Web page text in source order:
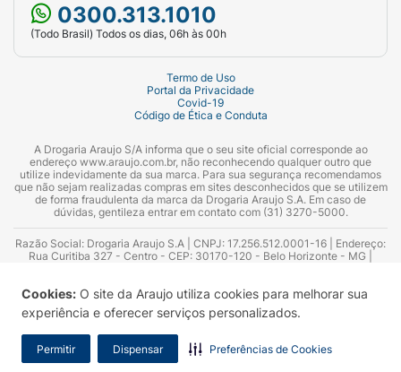
Cookies: O site da Araujo utiliza cookies para melhorar sua
experiência e oferecer serviços personalizados.
Permitir Dispensar Preferências de Cookies
0300.313.1010
(Todo Brasil) Todos os dias, 06h às 00h
Termo de Uso
Portal da Privacidade
Covid-19
Código de Ética e Conduta
A Drogaria Araujo S/A informa que o seu site oficial corresponde ao
endereço www.araujo.com.br, não reconhecendo qualquer outro que
utilize indevidamente da sua marca. Para sua segurança recomendamos
que não sejam realizadas compras em sites desconhecidos que se utilizem
de forma fraudulenta da marca da Drogaria Araujo S.A. Em caso de
dúvidas, gentileza entrar em contato com (31) 3270-5000.
Razão Social: Drogaria Araujo S.A | CNPJ: 17.256.512.0001-16 | Endereço:
Rua Curitiba 327 - Centro - CEP: 30170-120 - Belo Horizonte - MG |
Azevedo Guimarães – CRF 10.965 | Yasmin Silva Alvarenga – CRF 52.584 -
Consultor substituto: Thiago Aguiar Pinheiro - CRF Nº 13.748. Alvará
Sanitário: 2025020713 | Autorização de Funcionamento da Empresa (AFE):